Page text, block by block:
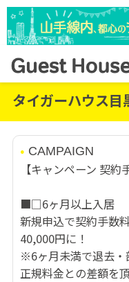
タイガーハウス目
CAMPAIGN
【キャンペーン 契
■□6ヶ月以上入居
新規申込で契約手数
40,000円に！
※6ヶ月未満で退去・
正規料金との差額を